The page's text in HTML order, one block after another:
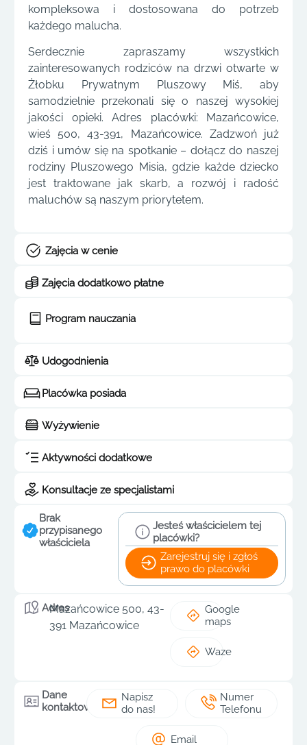
kompleksowa i dostosowana do potrzeb
każdego malucha.
Serdecznie zapraszamy wszystkich
zainteresowanych rodziców na drzwi otwarte w
Żłobku Prywatnym Pluszowy Miś, aby
samodzielnie przekonali się o naszej wysokiej
jakości opieki. Adres placówki: Mazańcowice,
wieś 500, 43-391, Mazańcowice. Zadzwoń już
dziś i umów się na spotkanie – dołącz do naszej
rodziny Pluszowego Misia, gdzie każde dziecko
jest traktowane jak skarb, a rozwój i radość
maluchów są naszym priorytetem.
Zajęcia w cenie
Zajęcia dodatkowo płatne
Program nauczania
Udogodnienia
Placówka posiada
Wyżywienie
Aktywności dodatkowe
Konsultacje ze specjalistami
Brak
przypisanego
właściciela
Jesteś właścicielem tej
placówki?
Zarejestruj się i zgłoś
prawo do placówki
Adres
Mazańcowice 500, 43-
391 Mazańcowice
Google
maps
Waze
Dane
kontaktowe
Napisz
do nas!
Numer
Telefonu
Email